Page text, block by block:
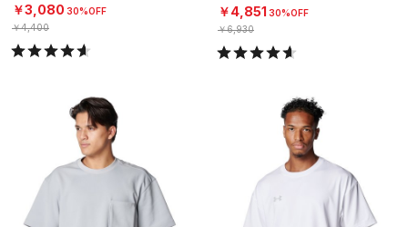
￥3,080 30%OFF
￥4,400
タイル/MEN）
￥4,851 30%OFF
￥6,930